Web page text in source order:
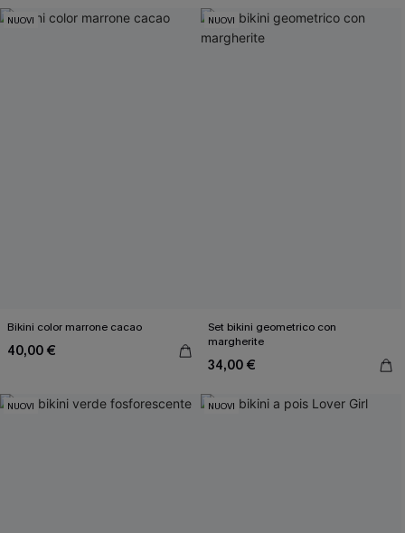
NUOVI
Bikini color marrone cacao
40,00 €
NUOVI
Set bikini geometrico con
margherite
34,00 €
NUOVI NUOVI